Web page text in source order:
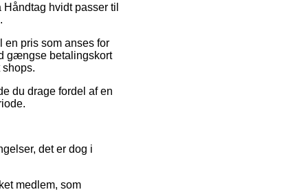
hvidt passer til
pris som anses for
gængse betalingskort
du drage fordel af en
det er dog i
medlem, som